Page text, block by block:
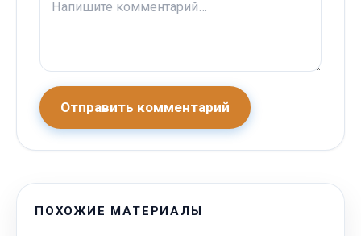
Отправить комментарий
ПОХОЖИЕ МАТЕРИАЛЫ